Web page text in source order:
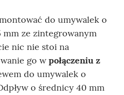
do umywalek o
mm ze zintegrowanym
nic nie stoi na
go wpołączeniu z
do umywalek o
o średnicy 40 mm